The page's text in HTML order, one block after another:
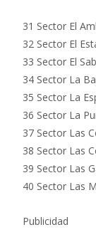
31 Sector El
32 Sector El
33 Sector El
34 Sector La
35 Sector La
36 Sector La
37 Sector Las
38 Sector Las
39 Sector Las
40 Sector Las
Publicidad